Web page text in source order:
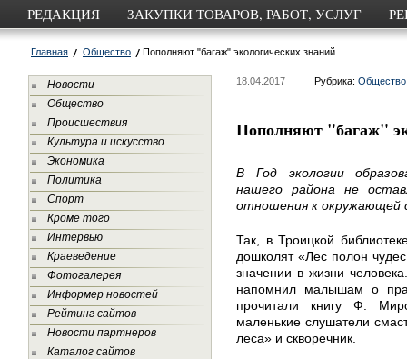
РЕДАКЦИЯ ЗАКУПКИ ТОВАРОВ, РАБОТ, УСЛУГ
Главная Общество Пополняют "багаж" экологических знаний
Новости
Общество
Происшествия
Культура и искусство
Экономика
Политика
Спорт
Кроме того
Интервью
Краеведение
Фотогалерея
Информер новостей
Рейтинг сайтов
Новости партнеров
Каталог сайтов
18.04.2017 Рубрика: Общество
Пополняют "багаж"
В Год экологии
нашего района не
отношения к окружающей
Так, в Троицкой
дошколят «Лес полон
значении в жизни
напомнил малышам о
прочитали книгу Ф.
маленькие слушатели
леса» и скворечник.